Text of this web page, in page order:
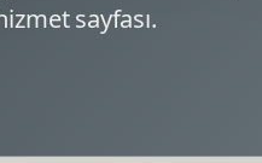
Google Ads Reklam
sayfası.